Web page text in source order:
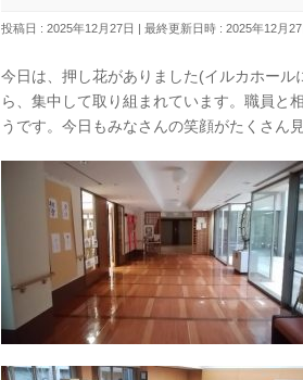
投稿日 : 2025年12月27日 最終更新日時 : 2025年12月27
今日は、押し花がありました(イルカホー
ら、集中して取り組まれています。職員と
うです。今日もみなさんの笑顔がたくさん